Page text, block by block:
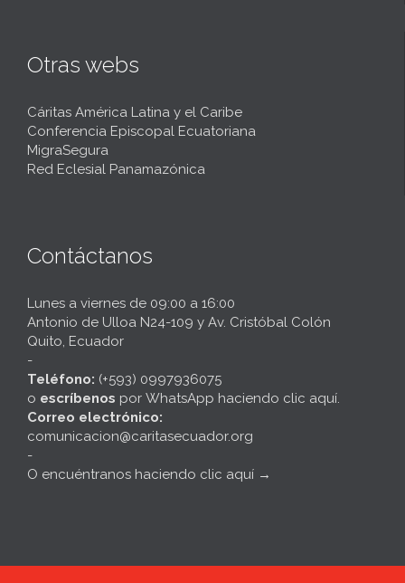
Otras webs
Cáritas América Latina y el Caribe
Conferencia Episcopal Ecuatoriana
MigraSegura
Red Eclesial Panamazónica
Contáctanos
Lunes a viernes de 09:00 a 16:00
Antonio de Ulloa N24-109 y Av. Cristóbal Colón
Quito, Ecuador
-
Teléfono: (+593) 0997936075
o escríbenos por WhatsApp haciendo clic aquí.
Correo electrónico:
comunicacion@caritasecuador.org
-
O encuéntranos haciendo clic aquí →